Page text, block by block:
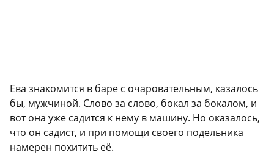
Ева знакомится в баре с очаровательным, казалось
бы, мужчиной. Слово за слово, бокал за бокалом, и
вот она уже садится к нему в машину. Но оказалось,
что он садист, и при помощи своего подельника
намерен похитить её.